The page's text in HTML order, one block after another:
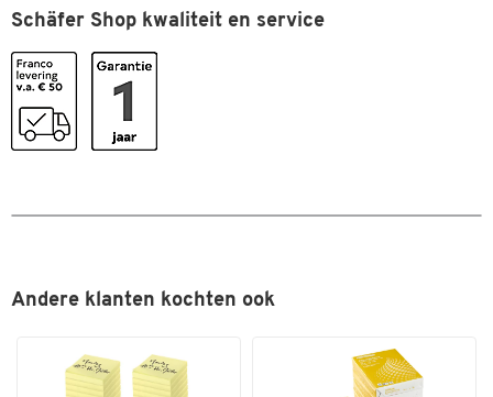
Lijndikte (mm)
Sneldrogend
Stuk(s) per verpakking
Veegvast
Schäfer Shop kwaliteit en service
Andere klanten kochten ook